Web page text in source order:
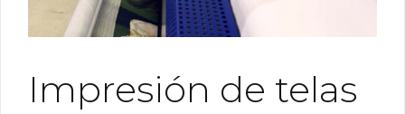
Impresión de telas